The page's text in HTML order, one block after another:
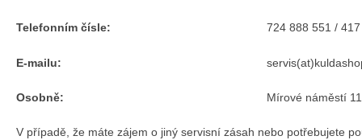
Telefonním čísle:
E-mailu:
Osobně:
724 888 551 /
Mírové náměstí
V případě, že máte zájem o jiný servisní zásah nebo potřebujete